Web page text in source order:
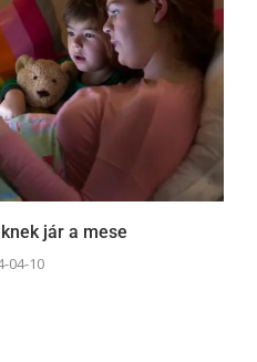
jár a mese
04-10